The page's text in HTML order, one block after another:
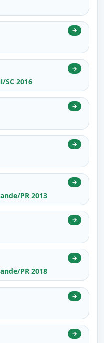
→
SC 2016
→
→
→
PR 2013
→
→
PR 2018
→
→
→